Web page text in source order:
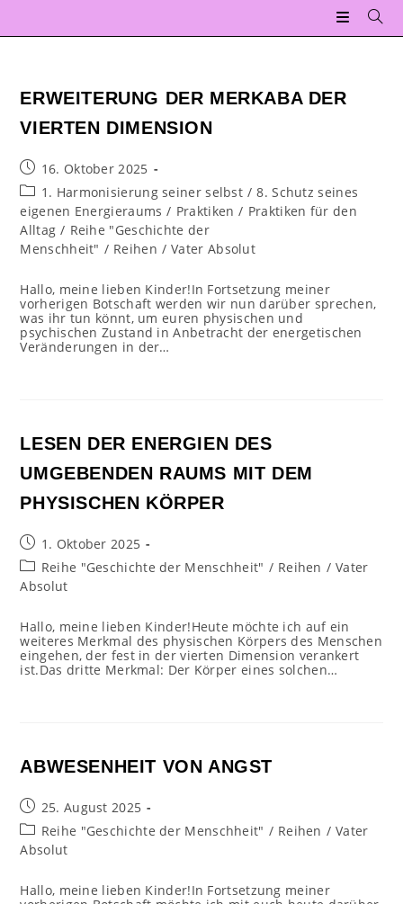
springen
ERWEITERUNG DER MERKABA DER
VIERTEN DIMENSION
Beitrag
veröffentlicht:
16. Oktober 2025
Beitrags-
Kategorie:
1. Harmonisierung seiner selbst / 8. Schutz seines
eigenen Energieraums / Praktiken / Praktiken für den
Alltag / Reihe "Geschichte der
Menschheit" / Reihen / Vater Absolut
Hallo, meine lieben Kinder!In Fortsetzung meiner
vorherigen Botschaft werden wir nun darüber sprechen,
was ihr tun könnt, um euren physischen und
psychischen Zustand in Anbetracht der energetischen
Veränderungen in der…
LESEN DER ENERGIEN DES
UMGEBENDEN RAUMS MIT DEM
PHYSISCHEN KÖRPER
Beitrag
veröffentlicht:
1. Oktober 2025
Beitrags-
Kategorie:
Reihe "Geschichte der Menschheit" / Reihen / Vater
Absolut
Hallo, meine lieben Kinder!Heute möchte ich auf ein
weiteres Merkmal des physischen Körpers des Menschen
eingehen, der fest in der vierten Dimension verankert
ist.Das dritte Merkmal: Der Körper eines solchen…
ABWESENHEIT VON ANGST
Beitrag
veröffentlicht:
25. August 2025
Beitrags-
Kategorie:
Reihe "Geschichte der Menschheit" / Reihen / Vater
Absolut
Hallo, meine lieben Kinder!In Fortsetzung meiner